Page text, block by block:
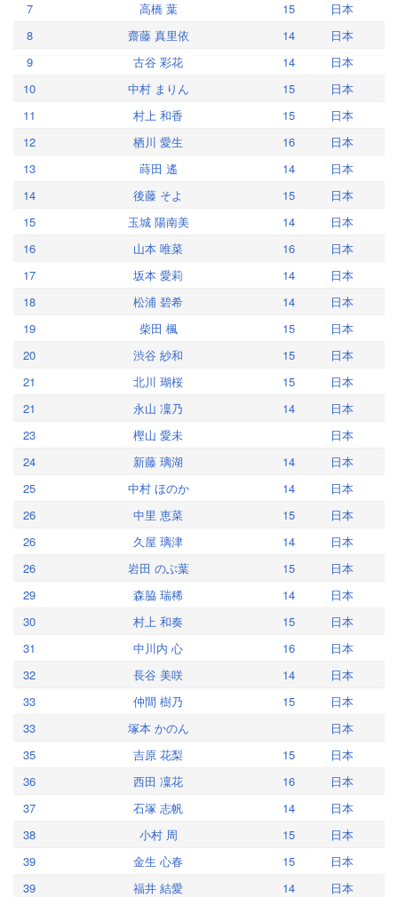
7 高橋 葉 15
日本
8
齋藤 真里依 14
日本
9
古谷 彩花 14
日本
10
中村 まりん 15
日本
11
村上 和香 15
日本
12
栖川 愛生 16
日本
13
蒔田 遙 14
日本
14
後藤 そよ 15
日本
15
玉城 陽南美 14
日本
16
山本 唯菜 16
日本
17
坂本 愛莉 14
日本
18
松浦 碧希 14
日本
19
柴田 楓 15
日本
20
渋谷 紗和 15
日本
21
北川 瑚桜 15
日本
21
永山 凜乃 14
日本
23
樫山 愛未
日本
24
新藤 璃湖 14
日本
25
中村 ほのか 14
日本
26
中里 恵菜 15
日本
26
久屋 璃津 14
日本
26
岩田 のぶ葉 15
日本
29
森脇 瑞稀 14
日本
30
村上 和奏 15
日本
31
中川内 心 16
日本
32
長谷 美咲 14
日本
33
仲間 樹乃 15
日本
33
塚本 かのん
日本
35
吉原 花梨 15
日本
36
西田 凜花 16
日本
37
石塚 志帆 14
日本
38
小村 周 15
日本
39
金生 心春 15
日本
39
福井 結愛 14
日本